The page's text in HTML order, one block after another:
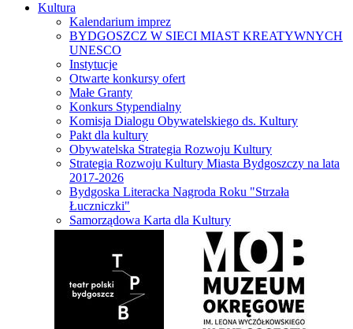
Kultura
Kalendarium imprez
BYDGOSZCZ W SIECI MIAST KREATYWNYCH
UNESCO
Instytucje
Otwarte konkursy ofert
Małe Granty
Konkurs Stypendialny
Komisja Dialogu Obywatelskiego ds. Kultury
Pakt dla kultury
Obywatelska Strategia Rozwoju Kultury
Strategia Rozwoju Kultury Miasta Bydgoszczy na lata
2017-2026
Bydgoska Literacka Nagroda Roku "Strzała
Łuczniczki"
Samorządowa Karta dla Kultury